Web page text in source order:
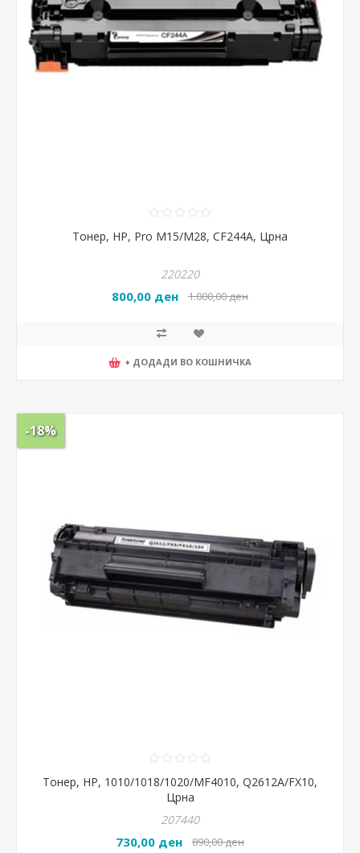
Тонер, HP, Pro M15/М28, CF244A, Црна
220220
800,00 ден 1.000,00 ден
+ ДОДАДИ ВО КОШНИЧКА
-18%
Тонер, HP, 1010/1018/1020/MF4010, Q2612A/FX10,
Црна
207440
730,00 ден 890,00 ден